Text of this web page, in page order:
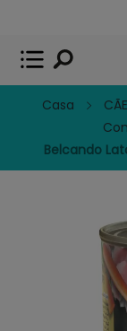
Casa
Belcando
APP